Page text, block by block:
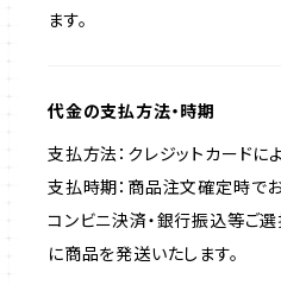
ます。
代金の支払方法・時期
支払方法：クレジットカードに
支払時期：商品注文確定時で
コンビニ決済・銀行振込等ご
に商品を発送いたします。